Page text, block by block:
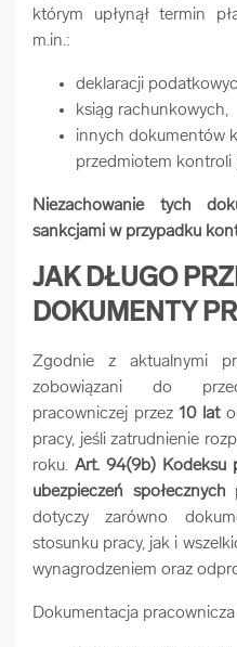
którym upłynął termin
m.in.:
deklaracji
ksiąg rachunkowych,
innych dokumentów
przedmiotem kontroli
Niezachowanie tych
sankcjami w przypadku
JAK DŁUGO
DOKUMENTY
Zgodnie z aktualnymi
zobowiązani do
pracowniczej przez10 lat
pracy, jeśli zatrudnienie
roku. Art. 94(9b) Kodeksu
ubezpieczeń społecznych
dotyczy zarówno
stosunku pracy, jak i
wynagrodzeniem oraz
Dokumentacja